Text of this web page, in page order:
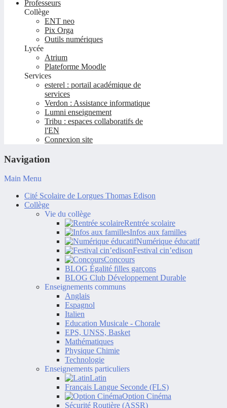
Professeurs
Collège
ENT neo
Pix Orga
Outils numériques
Lycée
Atrium
Plateforme Moodle
Services
esterel : portail académique de
services
Verdon : Assistance informatique
Lumni enseignement
Tribu : espaces collaboratifs de
l'EN
Connexion site
Navigation
Main Menu
Cité Scolaire de Lorgues Thomas Edison
Collège
Vie du collège
Rentrée scolaire
Infos aux familles
Numérique éducatif
Festival cin’edison
Concours
BLOG Égalité filles garçons
BLOG Club Développement Durable
Enseignements communs
Anglais
Espagnol
Italien
Education Musicale - Chorale
EPS, UNSS, Basket
Mathématiques
Physique Chimie
Technologie
Enseignements particuliers
Latin
Français Langue Seconde (FLS)
Option Cinéma
Sécurité Routière (ASSR)